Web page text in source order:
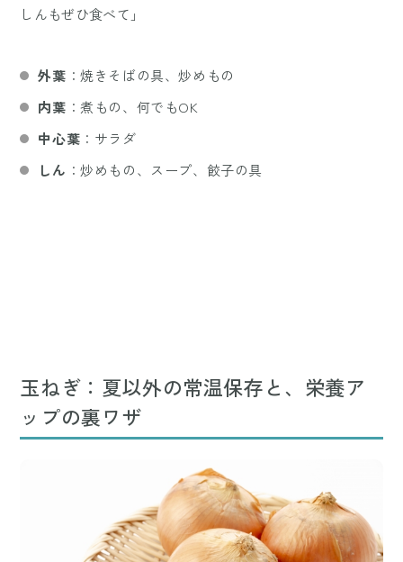
しんもぜひ食べて」
外葉 ：焼きそばの具、炒めもの
内葉 ：煮もの、何でもOK
中心葉 ：サラダ
しん ：炒めもの、スープ、餃子の具
玉ねぎ：夏以外の常温保存と、栄養ア
ップの裏ワザ